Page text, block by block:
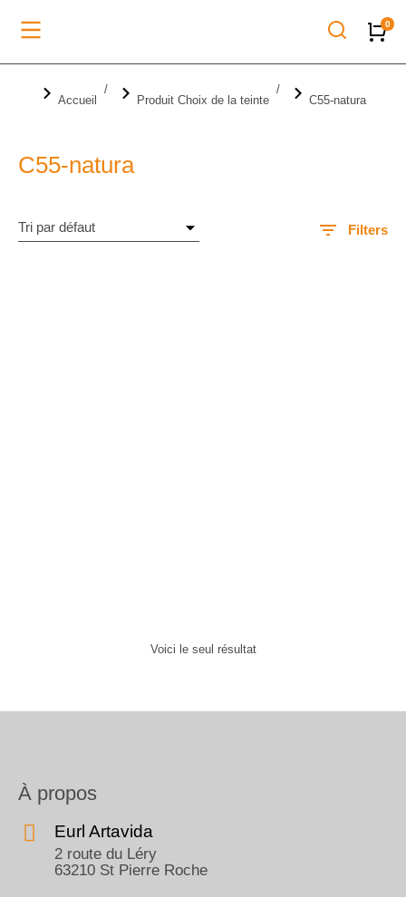
Vous êtes ici :
Accueil Produit Choix de la teinte C55-natura
C55-natura
Filters
Voici le seul résultat
À propos
Eurl Artavida
2 route du Léry
63210 St Pierre Roche